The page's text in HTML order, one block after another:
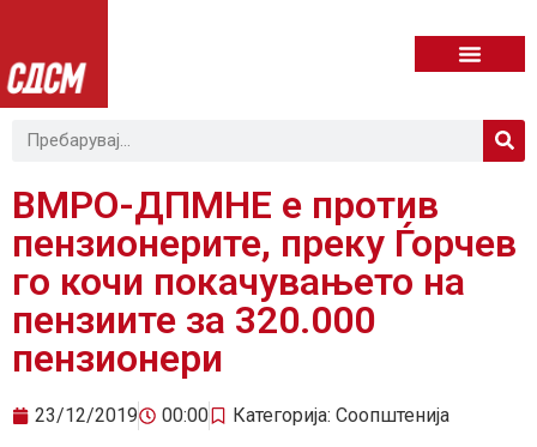
ВМРО-ДПМНЕ е против
пензионерите, преку Ѓорчев
го кочи покачувањето на
пензиите за 320.000
пензионери
23/12/2019 00:00 Категорија: Соопштенија